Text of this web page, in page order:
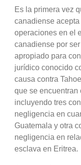
Es la primera vez
canadiense
operaciones en el
canadiense por
apropiado para
jurídico conocido
causa contra
que se encuentran
incluyendo tres
negligencia en
Guatemala y otra
negligencia en
esclava en Eritrea.